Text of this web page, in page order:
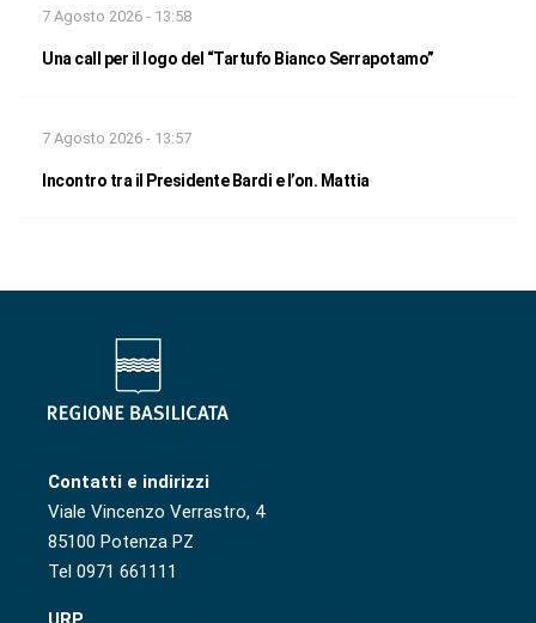
7 Agosto 2026 - 13:58
Una call per il logo del “Tartufo Bianco Serrapotamo”
7 Agosto 2026 - 13:57
Incontro tra il Presidente Bardi e l’on. Mattia
Contatti e indirizzi
Viale Vincenzo Verrastro, 4
85100 Potenza PZ
Tel 0971 661111